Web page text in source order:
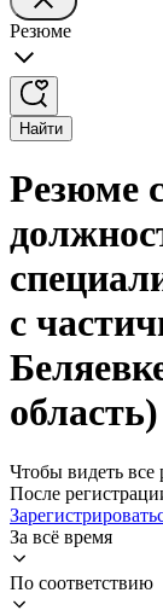
Резюме
Найти
Резюме
с
область)
Чтобы видеть все
После
За всё время
По соответствию